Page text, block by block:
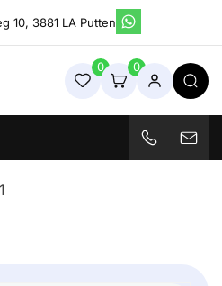
10, 3881 LA Putten
& Industriële
0 0